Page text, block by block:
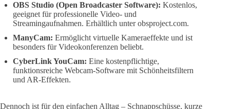
OBS Studio (Open Broadcaster Software): Kostenlos,
geeignet für professionelle Video- und
Streamingaufnahmen. Erhältlich unter obsproject.com.
ManyCam: Ermöglicht virtuelle Kameraeffekte und ist
besonders für Videokonferenzen beliebt.
CyberLink YouCam: Eine kostenpflichtige,
funktionsreiche Webcam-Software mit Schönheitsfiltern
und AR-Effekten.
Dennoch ist für den einfachen Alltag – Schnappschüsse, kurze